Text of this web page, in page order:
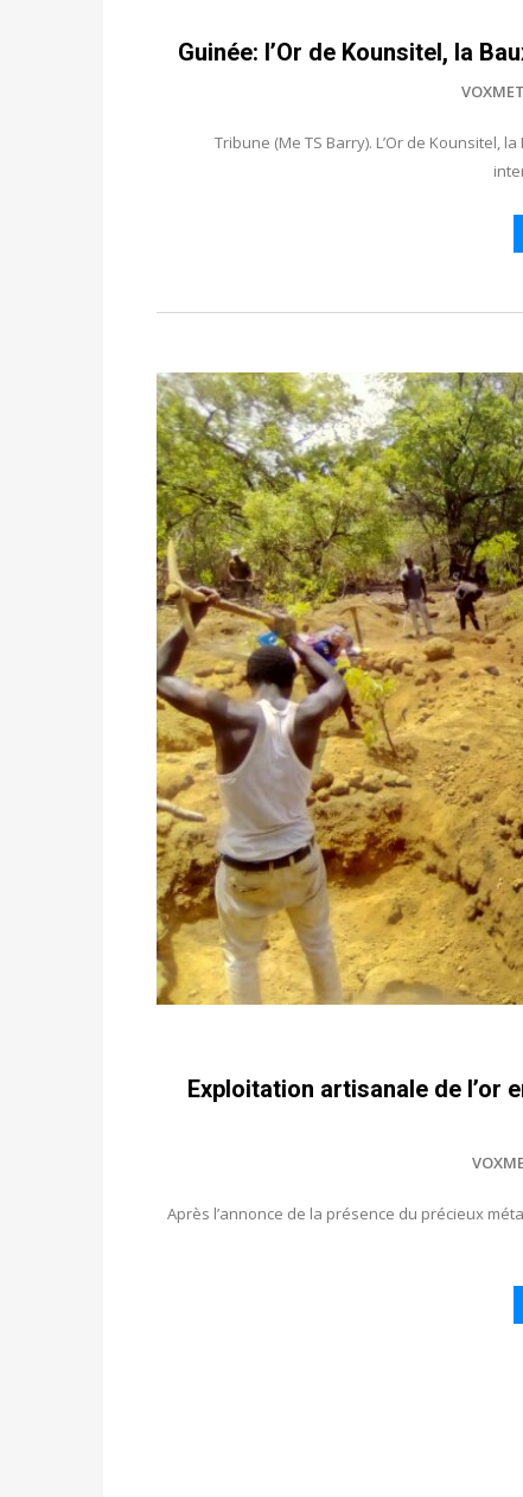
Guinée: l’Or de Kounsitel, la
Tribune (Me TS Barry). L’Or de Kounsitel,
Exploitation artisanale de l’or
Après l’annonce de la présence du précieux